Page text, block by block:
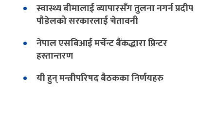
स्वास्थ्य बीमालाई व्यापारसँग तुलना नगर्न प्रदीप
पौडेलको सरकारलाई चेतावनी
नेपाल एसबिआई मर्चेन्ट बैंकद्धारा प्रिन्टर
हस्तान्तरण
यी हुन् मन्त्रीपरिषद बैठकका निर्णयहरु